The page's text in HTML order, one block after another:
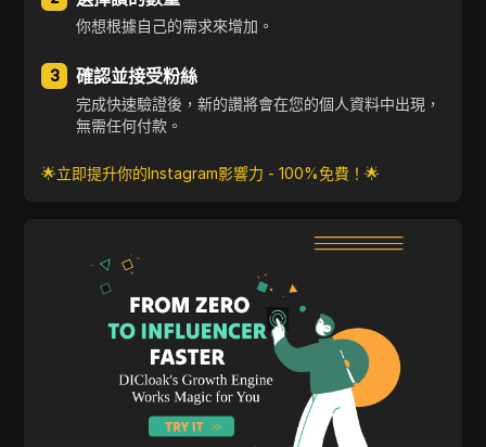
你想根據自己的需求來增加。
3 確認並接受粉絲
完成快速驗證後，新的讚將會在您的個人資料中出現，
無需任何付款。
🌟立即提升你的Instagram影響力 - 100%免費！🌟